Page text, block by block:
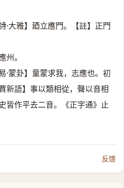
·大雅】廼立應門。【註】正門
州。
·蒙卦】童蒙求我，志應也。初
新語】事以類相從，聲以音相
皆作平去二音。《正字通》止
反馈